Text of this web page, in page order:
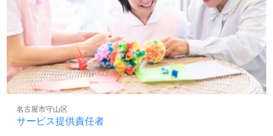
サービス提供責任者
名古屋市守山区